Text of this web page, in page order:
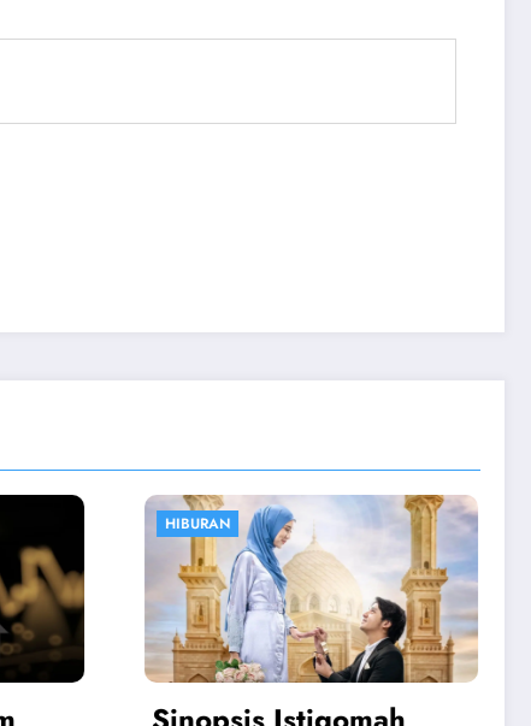
OLAHRAGA